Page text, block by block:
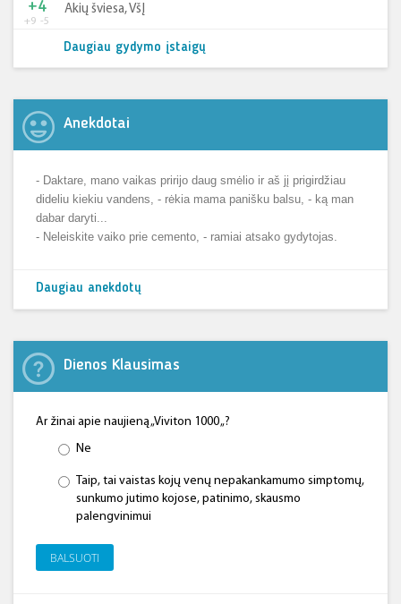
+9 -5
+4 Akių šviesa, VšĮ
Daugiau gydymo įstaigų
Anekdotai
- Daktare, mano vaikas pririjo daug smėlio ir aš jį prigirdžiau
dideliu kiekiu vandens, - rėkia mama panišku balsu, - ką man
dabar daryti...
- Neleiskite vaiko prie cemento, - ramiai atsako gydytojas.
Daugiau anekdotų
Dienos Klausimas
Ar žinai apie naujieną „Viviton 1000 „?
Ne
Taip, tai vaistas kojų venų nepakankamumo simptomų,
sunkumo jutimo kojose, patinimo, skausmo
palengvinimui
BALSUOTI